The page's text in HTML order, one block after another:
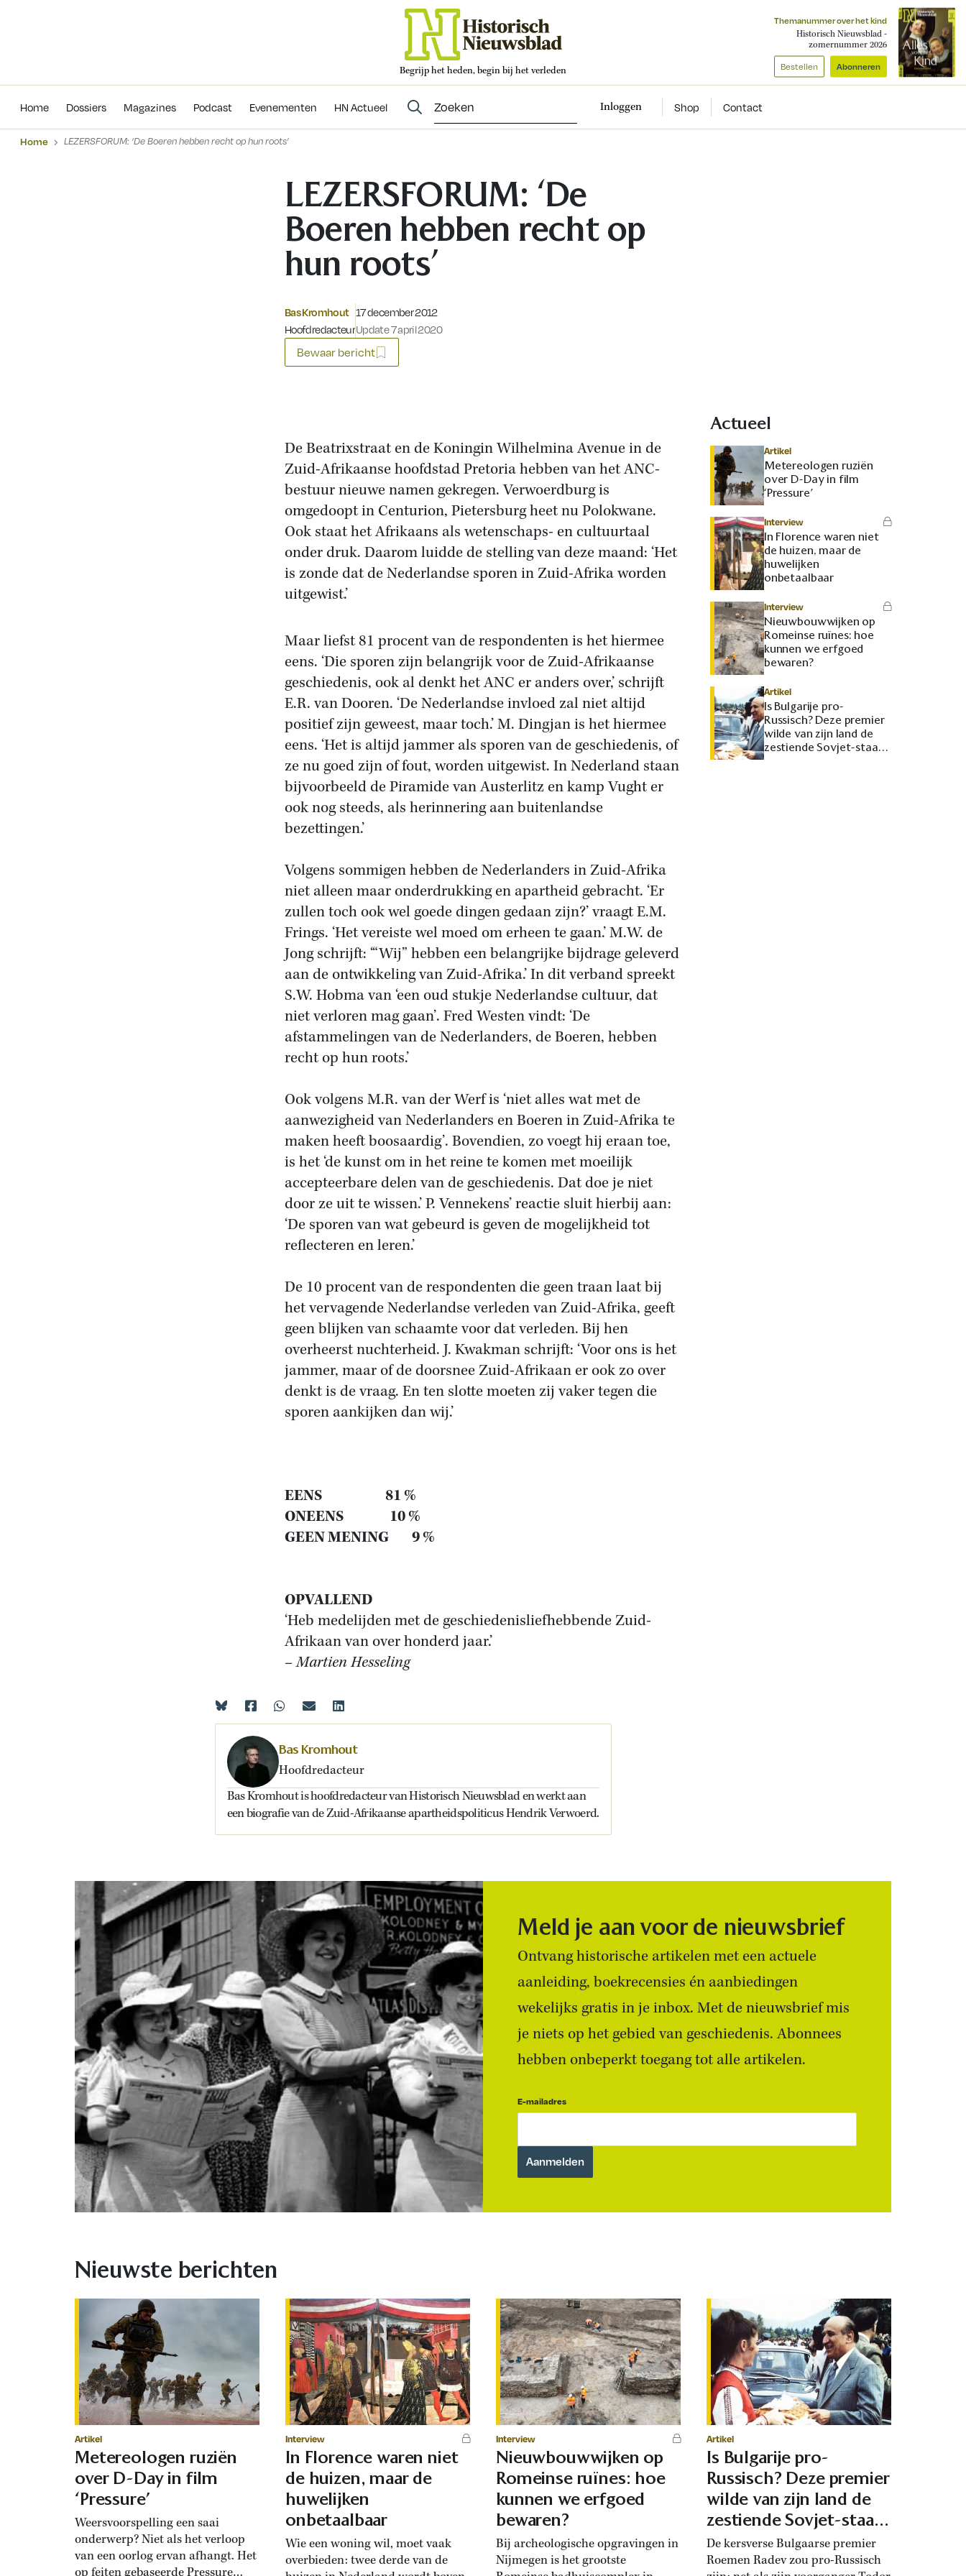
Begrijp het heden, begin bij het verleden
Themanummer over het kind
Historisch Nieuwsblad -
zomernummer 2026
Bestellen Abonneren
Home Dossiers Magazines Podcast Evenementen HN Actueel Inloggen Shop Contact
Evenementen
Home LEZERSFORUM: ‘De Boeren hebben recht op hun roots’
LEZERSFORUM: ‘De
Boeren hebben recht op
hun roots’
Bas Kromhout
Hoofdredacteur
Gepubliceerd op:
17 december 2012
Update 7 april 2020
Bewaar bericht
De Beatrixstraat en de Koningin Wilhelmina Avenue in de
Zuid-Afrikaanse hoofdstad Pretoria hebben van het ANC-
bestuur nieuwe namen gekregen. Verwoerdburg is
omgedoopt in Centurion, Pietersburg heet nu Polokwane.
Ook staat het Afrikaans als wetenschaps- en cultuurtaal
onder druk. Daarom luidde de stelling van deze maand: ‘Het
is zonde dat de Nederlandse sporen in Zuid-Afrika worden
uitgewist.’
Maar liefst 81 procent van de respondenten is het hiermee
eens. ‘Die sporen zijn belangrijk voor de Zuid-Afrikaanse
geschiedenis, ook al denkt het ANC er anders over,’ schrijft
E.R. van Dooren. ‘De Nederlandse invloed zal niet altijd
positief zijn geweest, maar toch.’ M. Dingjan is het hiermee
eens. ‘Het is altijd jammer als sporen van de geschiedenis, of
ze nu goed zijn of fout, worden uitgewist. In Nederland staan
bijvoorbeeld de Piramide van Austerlitz en kamp Vught er
ook nog steeds, als herinnering aan buitenlandse
bezettingen.’
Volgens sommigen hebben de Nederlanders in Zuid-Afrika
niet alleen maar onderdrukking en apartheid gebracht. ‘Er
zullen toch ook wel goede dingen gedaan zijn?’ vraagt E.M.
Frings. ‘Het vereiste wel moed om erheen te gaan.’ M.W. de
Jong schrijft: ‘“Wij” hebben een belangrijke bijdrage geleverd
aan de ontwikkeling van Zuid-Afrika.’ In dit verband spreekt
S.W. Hobma van ‘een oud stukje Nederlandse cultuur, dat
niet verloren mag gaan’. Fred Westen vindt: ‘De
afstammelingen van de Nederlanders, de Boeren, hebben
recht op hun roots.’
Ook volgens M.R. van der Werf is ‘niet alles wat met de
aanwezigheid van Nederlanders en Boeren in Zuid-Afrika te
maken heeft boosaardig’. Bovendien, zo voegt hij eraan toe,
is het ‘de kunst om in het reine te komen met moeilijk
accepteerbare delen van de geschiedenis. Dat doe je niet
door ze uit te wissen.’ P. Vennekens’ reactie sluit hierbij aan:
‘De sporen van wat gebeurd is geven de mogelijkheid tot
reflecteren en leren.’
De 10 procent van de respondenten die geen traan laat bij
het vervagende Nederlandse verleden van Zuid-Afrika, geeft
geen blijken van schaamte voor dat verleden. Bij hen
overheerst nuchterheid. J. Kwakman schrijft: ‘Voor ons is het
jammer, maar of de doorsnee Zuid-Afrikaan er ook zo over
denkt is de vraag. En ten slotte moeten zij vaker tegen die
sporen aankijken dan wij.’
EENS 81 %
ONEENS 10 %
GEEN MENING 9 %
OPVALLEND
‘Heb medelijden met de geschiedenisliefhebbende Zuid-
Afrikaan van over honderd jaar.’
– Martien Hesseling
Actueel
Artikel
Metereologen ruziën
over D-Day in film
‘Pressure’
Interview
In Florence waren niet
de huizen, maar de
huwelijken
onbetaalbaar
Interview
Nieuwbouwwijken op
Romeinse ruïnes: hoe
kunnen we erfgoed
bewaren?
Artikel
Is Bulgarije pro-
Russisch? Deze premier
wilde van zijn land de
zestiende Sovjet-staat
maken
Bas Kromhout
Hoofdredacteur
Bas Kromhout is hoofdredacteur van Historisch Nieuwsblad en werkt aan
een biografie van de Zuid-Afrikaanse apartheidspoliticus Hendrik Verwoerd.
Meld je aan voor de nieuwsbrief
Ontvang historische artikelen met een actuele
aanleiding, boekrecensies én aanbiedingen
wekelijks gratis in je inbox. Met de nieuwsbrief mis
je niets op het gebied van geschiedenis. Abonnees
hebben onbeperkt toegang tot alle artikelen.
E-mailadres
Nieuwste berichten
Artikel
Metereologen ruziën
over D-Day in film
‘Pressure’
Weersvoorspelling een saai
onderwerp? Niet als het verloop
van een oorlog ervan afhangt. Het
Interview
In Florence waren niet
de huizen, maar de
huwelijken
onbetaalbaar
Wie een woning wil, moet vaak
overbieden: twee derde van de
Interview
Nieuwbouwwijken op
Romeinse ruïnes: hoe
kunnen we erfgoed
bewaren?
Bij archeologische opgravingen in
Nijmegen is het grootste
Artikel
Is Bulgarije pro-
Russisch? Deze premier
wilde van zijn land de
zestiende Sovjet-staat
maken
De kersverse Bulgaarse premier
Roemen Radev zou pro-Russisch